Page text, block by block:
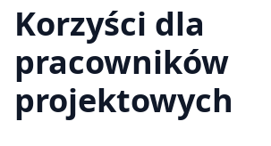
Korzyści dla
pracowników
projektowych